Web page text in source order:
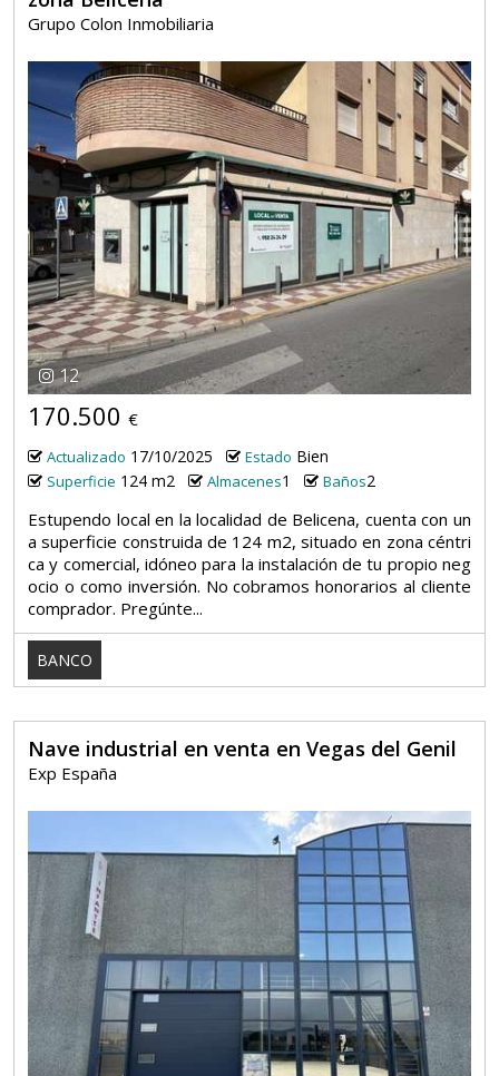
Grupo Colon Inmobiliaria
12
170.500 €
Actualizado 17/10/2025 Estado Bien
Superficie 124 m2 Almacenes1 Baños2
Estupendo local en la localidad de Belicena, cuenta con un
a superficie construida de 124 m2, situado en zona céntri
ca y comercial, idóneo para la instalación de tu propio neg
ocio o como inversión. No cobramos honorarios al cliente
comprador. Pregúnte...
BANCO
Nave industrial en venta en Vegas del Genil
Exp España